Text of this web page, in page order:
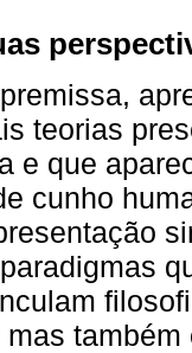
teorias
e que
cunho